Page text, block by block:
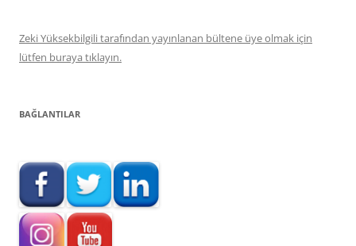
Zeki Yüksekbilgili tarafından yayınlanan bültene üye olmak için
lütfen buraya tıklayın.
BAĞLANTILAR